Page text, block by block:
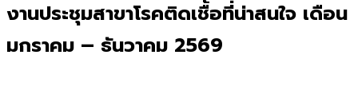
งานประชุมสาขาโรคติดเชื้อที่น่าสนใจ เดือน
มกราคม – ธันวาคม 2569